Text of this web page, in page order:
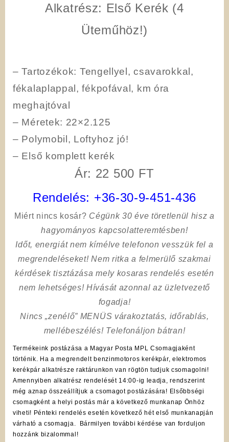
Alkatrész: Első Kerék (4
Üteműhöz!)
–Tartozékok: Tengellyel, csavarokkal,
fékalaplappal, fékpofával, km óra
meghajtóval
– Méretek: 22×2.125
– Polymobil, Loftyhoz jó!
– Első komplett kerék
Ár: 22 500 FT
Rendelés: +36-30-9-451-436
Miért nincs kosár? Cégünk 30 éve töretlenül hisz a
hagyományos kapcsolatteremtésben!
Időt, energiát nem kímélvetelefonon vesszük fel a
megrendeléseket! Nem ritka a felmerülő szakmai
kérdések tisztázása mely kosaras rendelés esetén
nem lehetséges! Hívását azonnal az üzletvezető
fogadja!
Nincs „zenélő” MENÜS várakoztatás, időrablás,
mellébeszélés! Telefonáljon bátran!
Termékeink postázása a Magyar Posta MPL Csomagjaként
történik. Ha a megrendelt benzinmotoros kerékpár, elektromos
kerékpár alkatrésze raktárunkon van rögtön tudjuk csomagolni!
Amennyiben alkatrész rendelését 14:00-ig leadja, rendszerint
még aznap összeállítjuk a csomagot postázására! Elsőbbségi
csomagként a helyi postás már a következő munkanap Önhöz
viheti! Pénteki rendelés esetén következő hét első munkanapján
várható a csomagja. Bármilyen további kérdése van forduljon
hozzánk bizalommal!